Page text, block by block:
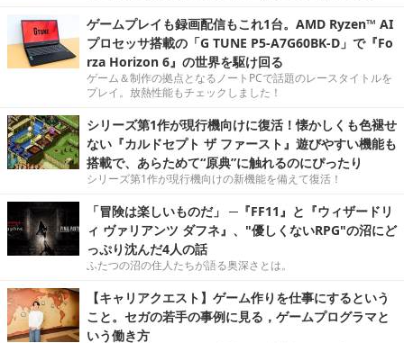
ゲームプレイも録画配信もこれ1台。AMD Ryzen™ AI
プロセッサ搭載の「G TUNE P5-A7G60BK-D」で『Fo
rza Horizon 6』の世界を駆け回る
ゲーム＆制作の拠点となるノートPCで話題のレースタイトルを
プレイ。放熱性能もチェックしました！
シリーズ第1作が現行機向けに復活！懐かしくも色褪せ
ない『カルドセプト ザ ファースト』遊びやすい機能も
搭載で、あらためて“原典”に触れるのにぴったり
シリーズ第1作が現行機向けの新機能を備えて復活！
「冒険は楽しいものだ」 ─『FF11』と『ウィザードリ
ィ ヴァリアンツ ダフネ』、"優しくないRPG"の沼にど
っぷり沈んだ4人の話
ふたつの沼の住人たちが語る奥深さとは。
【キャリアクエスト】ゲーム作りを仕事にするという
こと。セガの若手の事例に見る，ゲームプログラマと
いう働き方